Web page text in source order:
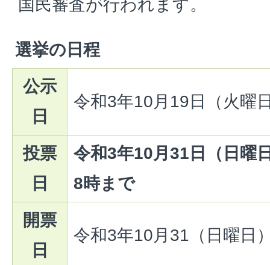
国民審査が行われます。
選挙の日程
公示
日
令和3年10月19日（火曜
投票
日
令和3年10月31日（日曜
8時まで
開票
日
令和3年10月31（日曜日